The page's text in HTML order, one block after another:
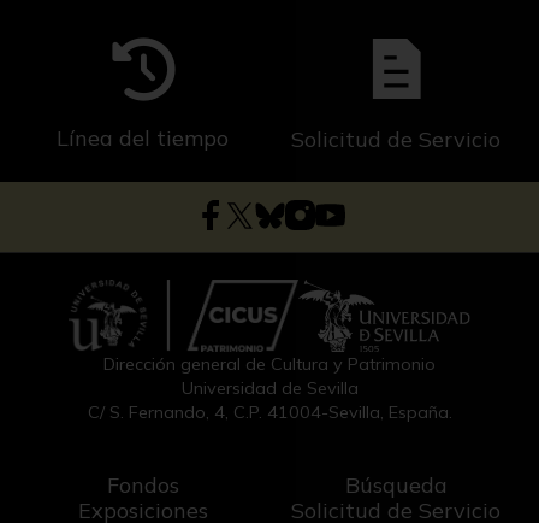
Línea del tiempo Solicitud de Servicio
Dirección general de Cultura y Patrimonio
Universidad de Sevilla
C/ S. Fernando, 4, C.P. 41004-Sevilla, España.
Fondos
Exposiciones
Búsqueda
Solicitud de Servicio